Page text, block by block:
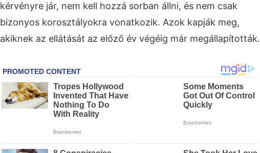
kérvényre jár, nem kell hozzá sorban állni, és nem csak
bizonyos korosztályokra vonatkozik. Azok kapják meg,
akiknek az ellátását az előző év végéig már megállapították.